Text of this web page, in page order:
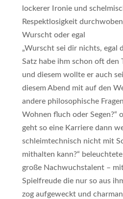
lockerer Ironie und
Respektlosigkeit
Wurscht oder egal
„Wurscht sei dir nichts, egal
Satz habe ihm schon oft den
und diesem wollte er auch
diesem Abend mit auf den
andere philosophische
Wohnen fluch oder Segen?“
geht so eine Karriere dann
schleimtechnisch nicht mit
mithalten kann?“
große Nachwuchstalent –
Spielfreude die nur so aus
zog aufgeweckt und